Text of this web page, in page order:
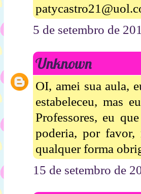
5 de setembro de
Unknown
OI, amei sua aula,
estabeleceu, mas
Professores, eu
poderia, por favor,
qualquer forma
15 de setembro de